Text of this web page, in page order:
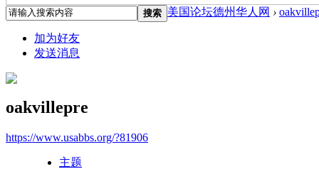
搜索 美国论坛德州华人网 ›
加为好友
发送消息
oakvillepre
https://www.usabbs.org/?81906
主题